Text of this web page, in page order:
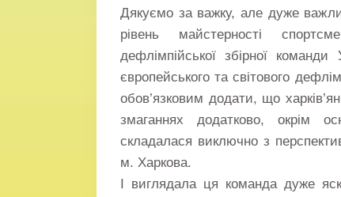
Дякуємо за важку, але дуже
рівень майстерності
дефлімпійської збірної
європейського та світового
обов’язковим додати, що
змаганнях додатково, окрім
складалася виключно з
м. Харкова.
І виглядала ця команда дуже